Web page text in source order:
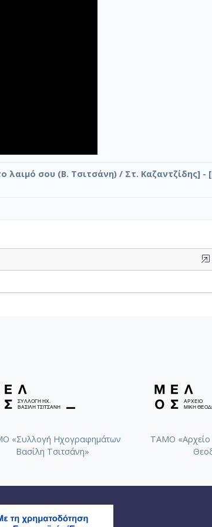
λαιμό σου (Β. Τσιτσάνη) / Στ. Καζαντζίδης] -
«Συλλογή Ηχογραφημάτων
Βασίλη Τσιτσάνη»
ΤΑΜΟ «Αρχείο